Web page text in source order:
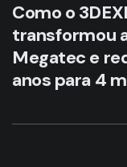
Como o
transformou
Megatec e
anos para 4